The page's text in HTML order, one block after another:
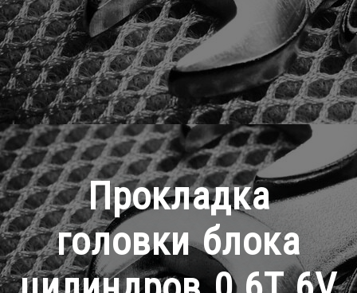
Прокладка
головки блока